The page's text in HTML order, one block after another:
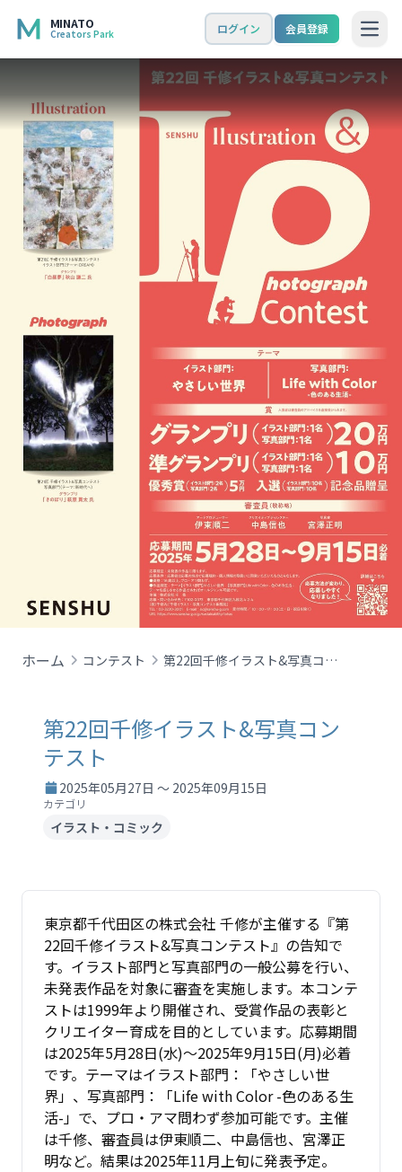
MINATO
Creators Park ログイン 会員登録
ホーム コンテスト 第22回千修イラスト&写真コンテスト
第22回千修イラスト&写真コン
テスト
2025年05月27日 ～ 2025年09月15日
カテゴリ
イラスト・コミック
東京都千代田区の株式会社 千修が主催する『第
22回千修イラスト&写真コンテスト』の告知で
す。イラスト部門と写真部門の一般公募を行い、
未発表作品を対象に審査を実施します。本コンテ
ストは1999年より開催され、受賞作品の表彰と
クリエイター育成を目的としています。応募期間
は2025年5月28日(水)〜2025年9月15日(月)必着
です。テーマはイラスト部門：「やさしい世
界」、写真部門：「Life with Color -色のある生
活-」で、プロ・アマ問わず参加可能です。主催
は千修、審査員は伊東順二、中島信也、宮澤正
明など。結果は2025年11月上旬に発表予定。